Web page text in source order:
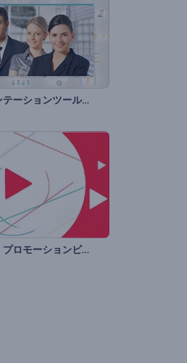
会社用のプレゼンテーションツールキット
「ニューエッジ」プロモーションビデオ